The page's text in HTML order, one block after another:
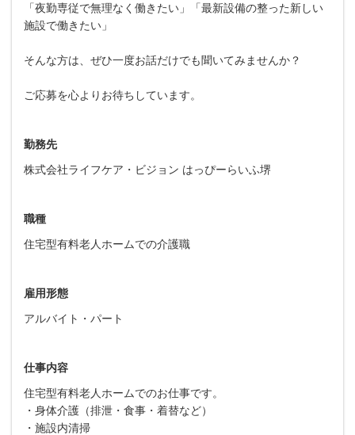
「夜勤専従で無理なく働きたい」「最新設備の整った新しい
施設で働きたい」
そんな方は、ぜひ一度お話だけでも聞いてみませんか？
ご応募を心よりお待ちしています。
勤務先
株式会社ライフケア・ビジョン はっぴーらいふ堺
職種
住宅型有料老人ホームでの介護職
雇用形態
アルバイト・パート
仕事内容
住宅型有料老人ホームでのお仕事です。
・身体介護（排泄・食事・着替など）
・施設内清掃